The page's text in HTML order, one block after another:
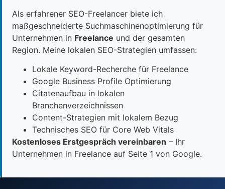
Als erfahrener SEO-Freelancer biete ich
maßgeschneiderte Suchmaschinenoptimierung für
Unternehmen in Freelance und der gesamten
Region. Meine lokalen SEO-Strategien umfassen:
Lokale Keyword-Recherche für Freelance
Google Business Profile Optimierung
Citatenaufbau in lokalen
Branchenverzeichnissen
Content-Strategien mit lokalem Bezug
Technisches SEO für Core Web Vitals
Kostenloses Erstgespräch vereinbaren – Ihr
Unternehmen in Freelance auf Seite 1 von Google.